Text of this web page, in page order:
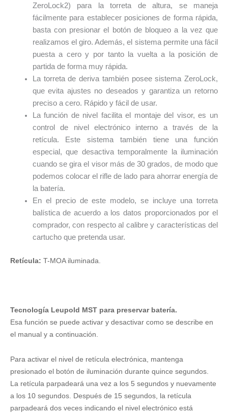
ZeroLock2) para la torreta de altura, se maneja
fácilmente para establecer posiciones de forma rápida,
basta con presionar el botón de bloqueo a la vez que
realizamos el giro. Además, el sistema permite una fácil
puesta a cero y por tanto la vuelta a la posición de
partida de forma muy rápida.
La torreta de deriva también posee sistema ZeroLock,
que evita ajustes no deseados y garantiza un retorno
preciso a cero. Rápido y fácil de usar.
La función de nivel facilita el montaje del visor, es un
control de nivel electrónico interno a través de la
retícula. Este sistema también tiene una función
especial, que desactiva temporalmente la iluminación
cuando se gira el visor más de 30 grados, de modo que
podemos colocar el rifle de lado para ahorrar energía de
la batería.
En el precio de este modelo, se incluye una torreta
balística de acuerdo a los datos proporcionados por el
comprador, con respecto al calibre y características del
cartucho que pretenda usar.
Retícula: T-MOA iluminada.
Tecnología Leupold MST para preservar batería.
Esa función se puede activar y desactivar como se describe en
el manual y a continuación.
Para activar el nivel de retícula electrónica, mantenga
presionado el botón de iluminación durante quince segundos.
La retícula parpadeará una vez a los 5 segundos y nuevamente
a los 10 segundos. Después de 15 segundos, la retícula
parpadeará dos veces indicando el nivel electrónico está